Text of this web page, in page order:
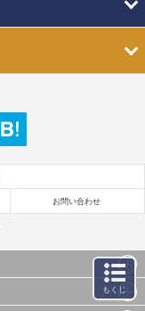
お問い合わせ
ータ等）及びこれらの配置・
もくじ